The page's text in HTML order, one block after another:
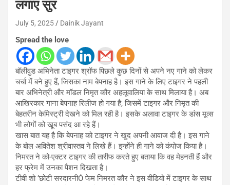
लगाए सुर
July 5, 2025 Dainik Jayant
Spread the love
बॉलीवुड अभिनेता टाइगर श्रॉफ पिछले कुछ दिनों से अपने नए गाने को लेकर
चर्चा में बने हुए हैं, जिसका नाम बेपनाह है। इस गाने के लिए टाइगर ने पहली
बार अभिनेत्री और मॉडल निमृत कौर अहलूवालिया के साथ मिलाया है। अब
आखिरकार गाना बेपनाह रिलीज हो गया है, जिसमें टाइगर और निमृत की
बेहतरीन केमिस्ट्री देखने को मिल रही है। इसके अलावा टाइगर के डांस मूव्स
भी लोगों को खूब पसंद आ रहे हैं।
खास बात यह है कि बेपनाह को टाइगर ने खुद अपनी आवाज दी है। इस गाने
के बोल अवितेश श्रीवास्तव ने लिखे हैं। इन्होंने ही गाने को कंपोज किया है।
निमरत ने को-एक्टर टाइगर की तारीफ करते हुए बताया कि वह मेहनती हैं और
हर फ्रेम में उनका पैशन दिखता है।
टीवी शो ‘छोटी सरदारनीÓ फेम निमरत कौर ने इस वीडियो में टाइगर के साथ